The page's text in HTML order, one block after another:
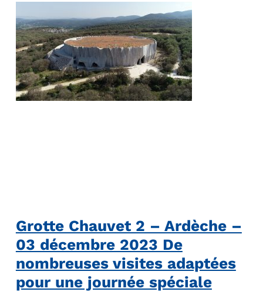
Grotte Chauvet 2 – Ardèche –
03 décembre 2023 De
nombreuses visites adaptées
pour une journée spéciale